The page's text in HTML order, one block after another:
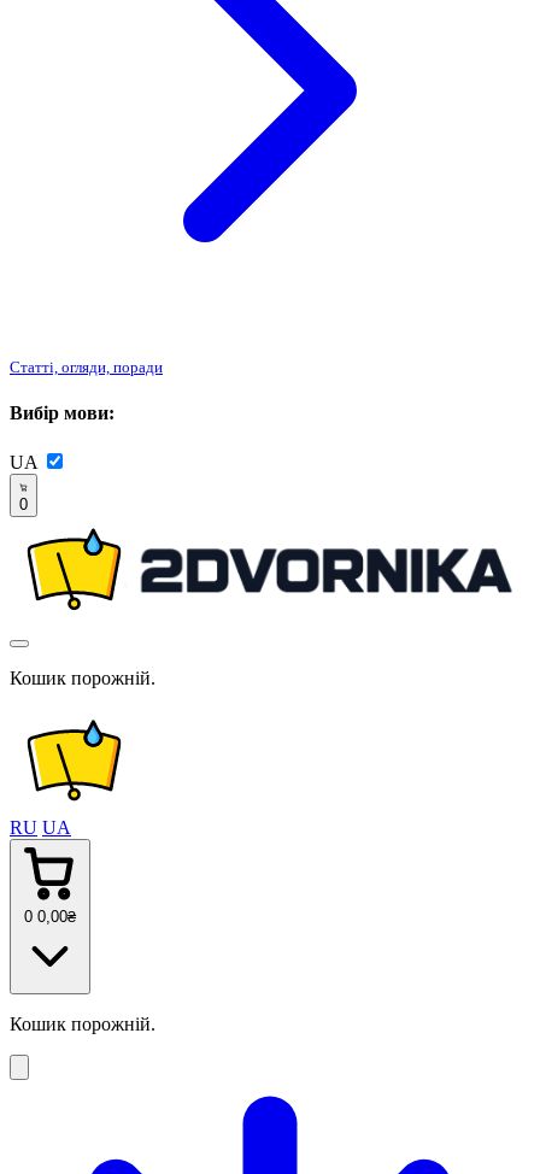
Статті, огляди, поради
Вибір мови:
UA
0
Кошик порожній.
RU UA
0 0 ,00₴
Кошик порожній.